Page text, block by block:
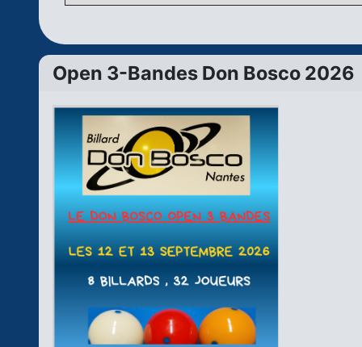
Open 3-Bandes Don Bosco 2026